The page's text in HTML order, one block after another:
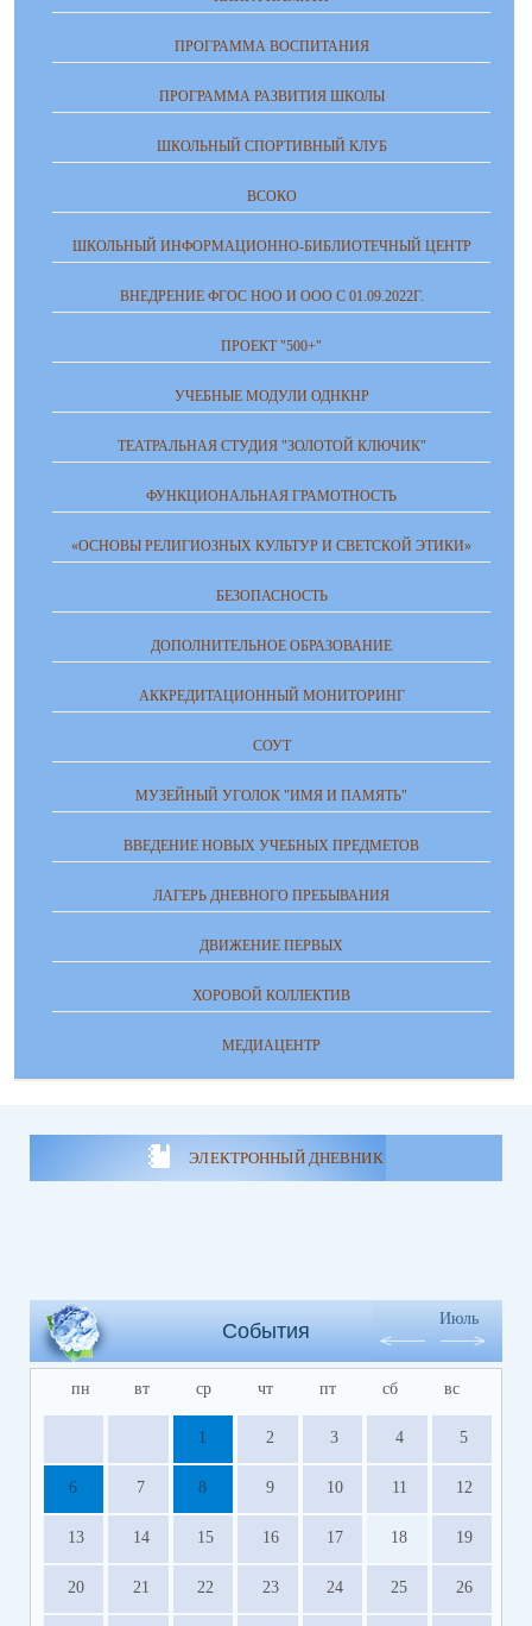
ПРОГРАММА ВОСПИТАНИЯ
ПРОГРАММА РАЗВИТИЯ ШКОЛЫ
ШКОЛЬНЫЙ СПОРТИВНЫЙ КЛУБ
ВСОКО
ШКОЛЬНЫЙ ИНФОРМАЦИОННО-БИБЛИОТЕЧНЫЙ ЦЕНТР
ВНЕДРЕНИЕ ФГОС НОО И ООО С 01.09.2022Г.
ПРОЕКТ "500+"
УЧЕБНЫЕ МОДУЛИ ОДНКНР
ТЕАТРАЛЬНАЯ СТУДИЯ "ЗОЛОТОЙ КЛЮЧИК"
ФУНКЦИОНАЛЬНАЯ ГРАМОТНОСТЬ
«ОСНОВЫ РЕЛИГИОЗНЫХ КУЛЬТУР И СВЕТСКОЙ ЭТИКИ»
БЕЗОПАСНОСТЬ
ДОПОЛНИТЕЛЬНОЕ ОБРАЗОВАНИЕ
АККРЕДИТАЦИОННЫЙ МОНИТОРИНГ
СОУТ
МУЗЕЙНЫЙ УГОЛОК "ИМЯ И ПАМЯТЬ"
ВВЕДЕНИЕ НОВЫХ УЧЕБНЫХ ПРЕДМЕТОВ
ЛАГЕРЬ ДНЕВНОГО ПРЕБЫВАНИЯ
ДВИЖЕНИЕ ПЕРВЫХ
ХОРОВОЙ КОЛЛЕКТИВ
МЕДИАЦЕНТР
ЭЛЕКТРОННЫЙ ДНЕВНИК
События
Июль
пн вт ср чт пт сб вс
1 2 3 4 5
6 7 8 9 10 11 12
13 14 15 16 17 18 19
20 21 22 23 24 25 26